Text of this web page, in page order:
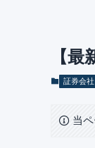
【
証券会社
当